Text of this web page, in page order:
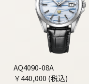
AQ4090-08A
￥440,000 (税込)